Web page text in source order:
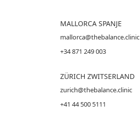
MALLORCA SPANJE
mallorca@thebalance.clinic
+34 871 249 003
ZÜRICH ZWITSERLAND
zurich@thebalance.clinic
+41 44 500 5111